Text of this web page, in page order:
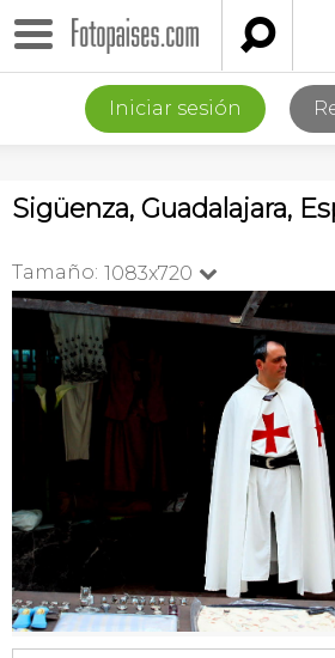

Iniciar sesión
Sigüenza, Guadalajara,
Tamaño: 1083x720 